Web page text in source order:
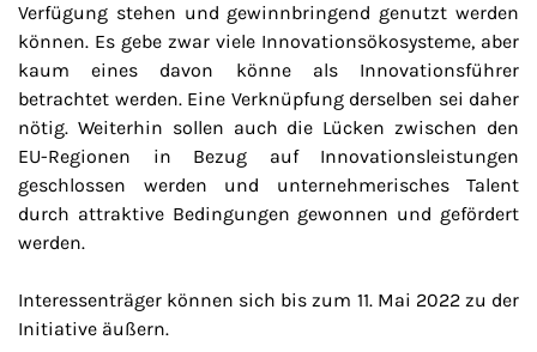
Verfügung stehen und gewinnbringend genutzt werden
können. Es gebe zwar viele Innovationsökosysteme, aber
kaum eines davon könne als Innovationsführer
betrachtet werden. Eine Verknüpfung derselben sei daher
nötig. Weiterhin sollen auch die Lücken zwischen den
EU-Regionen in Bezug auf Innovationsleistungen
geschlossen werden und unternehmerisches Talent
durch attraktive Bedingungen gewonnen und gefördert
werden.
Interessenträger können sich bis zum 11. Mai 2022 zu der
Initiative äußern.